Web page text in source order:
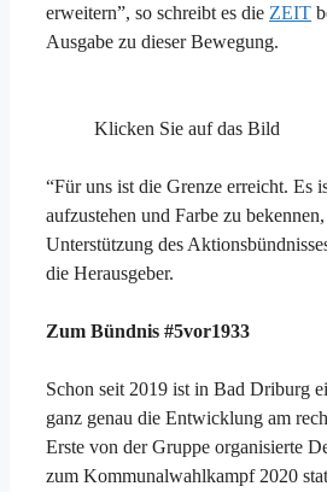
erweitern”, so schreibt es die ZEIT
Ausgabe zu dieser Bewegung.
Klicken Sie auf das Bild
“Für uns ist die Grenze erreicht. Es
aufzustehen und Farbe zu
Unterstützung des
die Herausgeber.
Zum Bündnis #5vor1933
Schon seit 2019 ist in Bad Driburg
ganz genau die Entwicklung am
Erste von der Gruppe organisierte
zum Kommunalwahlkampf 2020